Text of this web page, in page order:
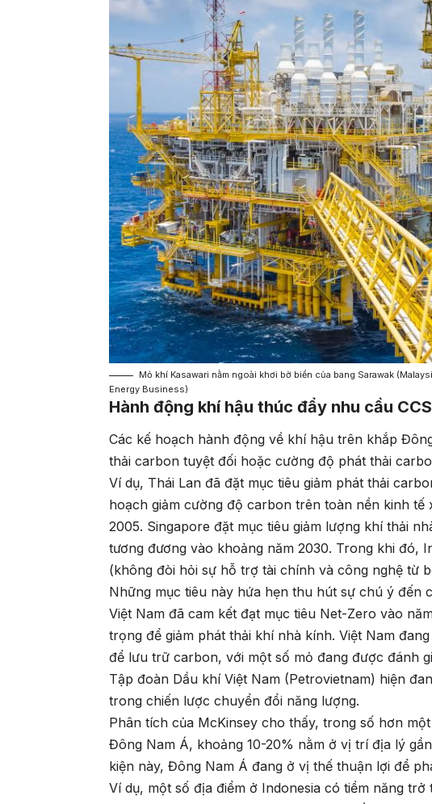
Mỏ khí Kasawari nằm ngoài khơi bờ biển của bang Sarawak
Energy Business)
Hành động khí hậu thúc đẩy nhu cầu CCS
Các kế hoạch hành động về khí hậu trên khắp
thải carbon tuyệt đối hoặc cường độ phát thải
Ví dụ, Thái Lan đã đặt mục tiêu giảm phát thải
hoạch giảm cường độ carbon trên toàn nền kinh
2005. Singapore đặt mục tiêu giảm lượng khí thải
tương đương vào khoảng năm 2030. Trong khi đó,
(không đòi hỏi sự hỗ trợ tài chính và công nghệ từ
Những mục tiêu này hứa hẹn thu hút sự chú ý đến
Việt Nam đã cam kết đạt mục tiêu Net-Zero vào
trọng để giảm phát thải khí nhà kính. Việt Nam
để lưu trữ carbon, với một số mỏ đang được đánh
Tập đoàn Dầu khí Việt Nam (Petrovietnam) hiện
trong chiến lược chuyển đổi năng lượng.
Phân tích của McKinsey cho thấy, trong số hơn
Đông Nam Á, khoảng 10-20% nằm ở vị trí địa lý
kiện này, Đông Nam Á đang ở vị thế thuận lợi để
Ví dụ, một số địa điểm ở Indonesia có tiềm năng